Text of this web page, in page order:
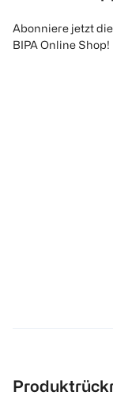
Abonniere jetzt
BIPA Online Shop!